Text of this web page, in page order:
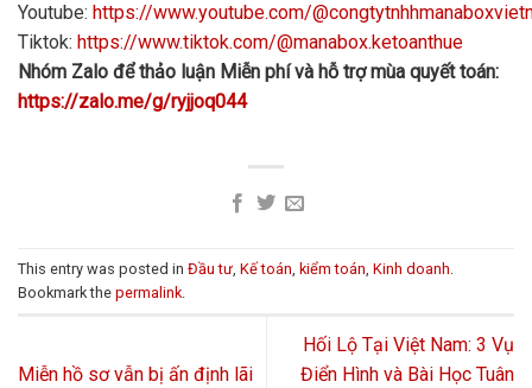
Youtube: https://www.youtube.com/
Tiktok: https://www.tiktok.com/@manabox.ketoanthue
Nhóm Zalo để thảo luận Miễn phí và hỗ trợ mùa quyết toán:
https://zalo.me/g/ryjjoq044
This entry was posted in Đầu tư Kế toán kiểm toán Kinh doanh
Bookmark the permalink
Miễn hồ sơ vẫn bị ấn định lãi
Hối Lộ Tại Việt Nam: 3 Vụ
Điển Hình và Bài Học Tuân